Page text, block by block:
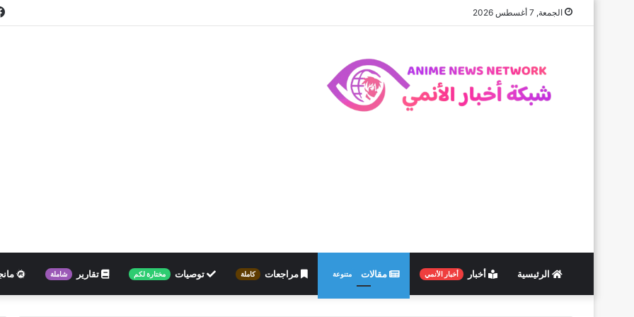
الجمعة, 7 أغسطس 2026
الرئيسية أخبار أخبار الأنمي مقالات متنوعة مراجعات كاملة توصيات مختارة لكم تقارير شاملة